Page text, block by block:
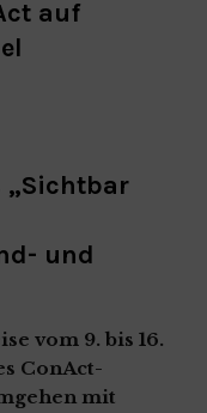
auf
„Sichtbar
und
vom 9. bis 16.
ConAct-
mit